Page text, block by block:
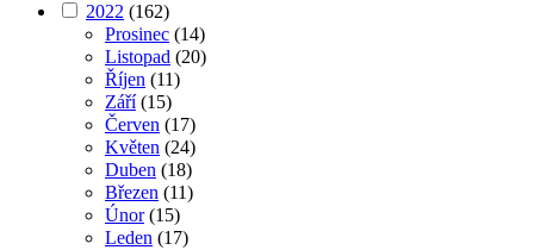
2022 (162)
Prosinec (14)
Listopad (20)
Říjen (11)
Září(15)
Červen (17)
Květen (24)
Duben (18)
Březen (11)
Únor(15)
Leden (17)